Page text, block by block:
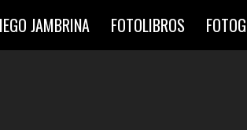
JAMBRINA FOTOLIBROS